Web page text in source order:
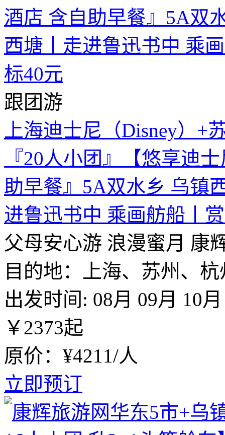
跟团游
上海迪士尼（Disney）+
『20人小团』【悠享迪
助早餐』5A双水乡 乌镇
进鲁迅书中 乘画舫船丨
父母安心游 浪漫蜜月 康
目的地：上海、苏州、
出发时间: 08月 09月 10月
￥2373起
原价：¥4211/人
立即预订